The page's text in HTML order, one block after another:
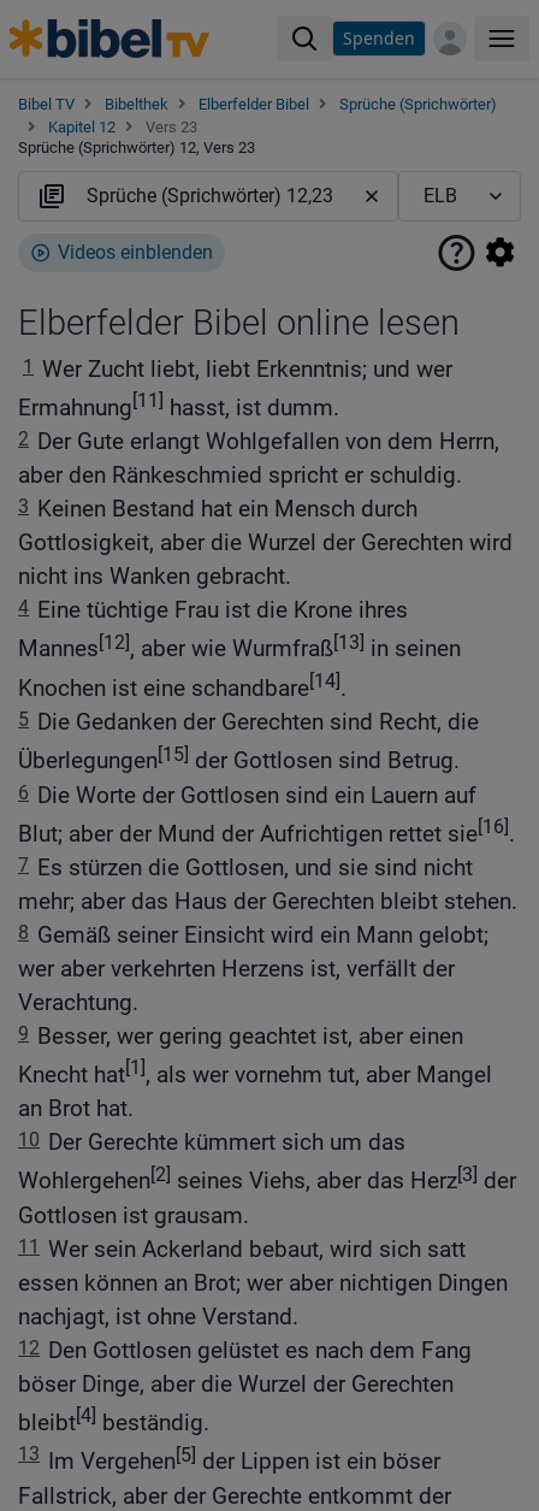
Spenden
Bibel TV Bibelthek Elberfelder Bibel
Sprüche (Sprichwörter)
Kapitel 12
Vers 23
Sprüche (Sprichwörter) 12, Vers 23
Videos einblenden
Elberfelder Bibel online lesen
1 Wer Zucht liebt, liebt Erkenntnis; und wer
Ermahnung[11] hasst, ist dumm.
2 Der Gute erlangt Wohlgefallen von dem Herrn,
aber den Ränkeschmied spricht er schuldig.
3 Keinen Bestand hat ein Mensch durch
Gottlosigkeit, aber die Wurzel der Gerechten wird
nicht ins Wanken gebracht.
4 Eine tüchtige Frau ist die Krone ihres
Mannes[12], aber wie Wurmfraß[13] in seinen
Knochen ist eine schandbare[14].
5 Die Gedanken der Gerechten sind Recht, die
Überlegungen[15] der Gottlosen sind Betrug.
6 Die Worte der Gottlosen sind ein Lauern auf
Blut; aber der Mund der Aufrichtigen rettet sie[16].
7 Es stürzen die Gottlosen, und sie sind nicht
mehr; aber das Haus der Gerechten bleibt stehen.
8 Gemäß seiner Einsicht wird ein Mann gelobt;
wer aber verkehrten Herzens ist, verfällt der
Verachtung.
9 Besser, wer gering geachtet ist, aber einen
Knecht hat[1], als wer vornehm tut, aber Mangel
an Brot hat.
10 Der Gerechte kümmert sich um das
Wohlergehen[2] seines Viehs, aber das Herz[3] der
Gottlosen ist grausam.
11 Wer sein Ackerland bebaut, wird sich satt
essen können an Brot; wer aber nichtigen Dingen
nachjagt, ist ohne Verstand.
12 Den Gottlosen gelüstet es nach dem Fang
böser Dinge, aber die Wurzel der Gerechten
bleibt[4] beständig.
13 Im Vergehen[5] der Lippen ist ein böser
Fallstrick, aber der Gerechte entkommt der